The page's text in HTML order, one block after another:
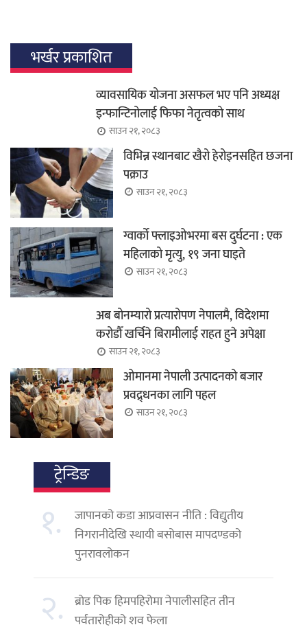
भर्खर प्रकाशित
व्यावसायिक योजना असफल भए पनि अध्यक्ष
इन्फान्टिनोलाई फिफा नेतृत्वको साथ
साउन २१, २०८३
विभिन्न स्थानबाट खैरो हेरोइनसहित छजना
पक्राउ
साउन २१, २०८३
ग्वार्को फ्लाइओभरमा बस दुर्घटना : एक
महिलाको मृत्यु, १९ जना घाइते
साउन २१, २०८३
अब बोनम्यारो प्रत्यारोपण नेपालमै, विदेशमा
करोडौँ खर्चिने बिरामीलाई राहत हुने अपेक्षा
साउन २१, २०८३
ओमानमा नेपाली उत्पादनको बजार
प्रवद्र्धनका लागि पहल
साउन २१, २०८३
ट्रेन्डिङ
१.
जापानको कडा आप्रवासन नीति : विद्युतीय
निगरानीदेखि स्थायी बसोबास मापदण्डको
पुनरावलोकन
२. ब्रोड पिक हिमपहिरोमा नेपालीसहित तीन
पर्वतारोहीको शव फेला